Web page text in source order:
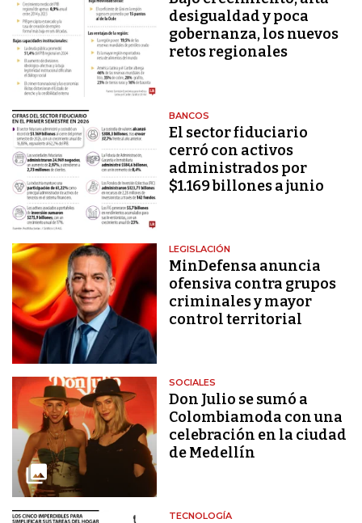
desigualdad y poca
gobernanza, los nuevos
retos regionales
BANCOS
El sector fiduciario
cerró con activos
administrados por
$1.169 billones a junio
LEGISLACIÓN
MinDefensa anuncia
ofensiva contra grupos
criminales y mayor
control territorial
SOCIALES
Don Julio se sumó a
Colombiamoda con una
celebración en la ciudad
de Medellín
TECNOLOGÍA